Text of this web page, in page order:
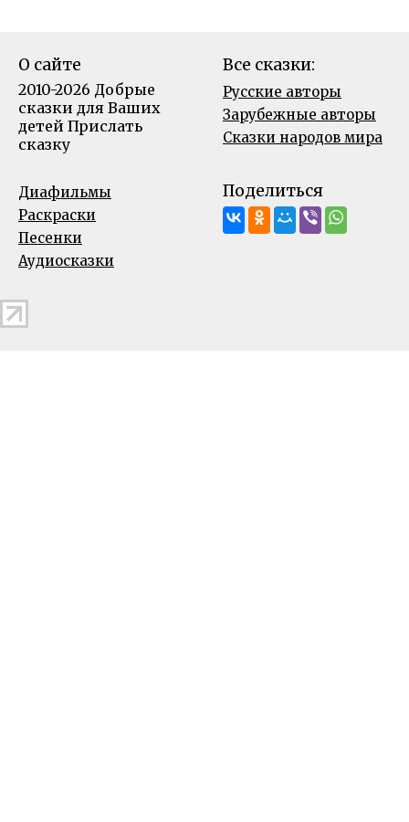
О сайте
2010-2026 Добрые
сказки для Ваших
детей Прислать
сказку
Все сказки:
Русские авторы
Зарубежные авторы
Сказки народов мира
Диафильмы
Раскраски
Песенки
Аудиосказки
Поделиться